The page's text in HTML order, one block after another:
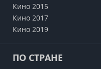
Кино 2015
Кино 2017
Кино 2019
ПО СТРАНЕ